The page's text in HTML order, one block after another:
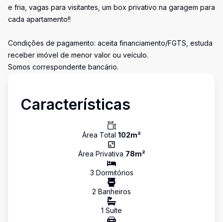
e fria, vagas para visitantes, um box privativo na garagem para
cada apartamento!!
Condições de pagamento: aceita financiamento/FGTS, estuda
receber imóvel de menor valor ou veículo.
Somos correspondente bancário.
Características
Área Total 102m²
Área Privativa 78m²
3 Dormitórios
2 Banheiros
1 Suíte